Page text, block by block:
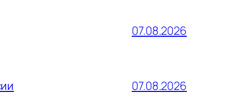
07.08.2026
07.08.2026